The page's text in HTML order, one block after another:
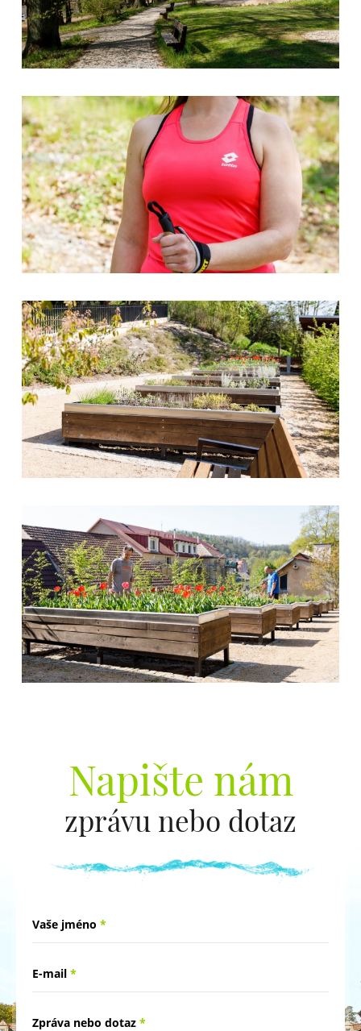
Napište nám
zprávu nebo dotaz
Vaše jméno *
E-mail *
Zpráva nebo dotaz *